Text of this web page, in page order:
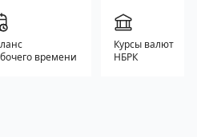
времени
Курсы валют
НБРК